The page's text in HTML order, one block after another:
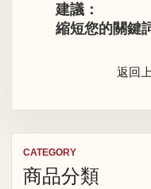
CATEGORY
商品分類
建議：
縮短您的關鍵
返回